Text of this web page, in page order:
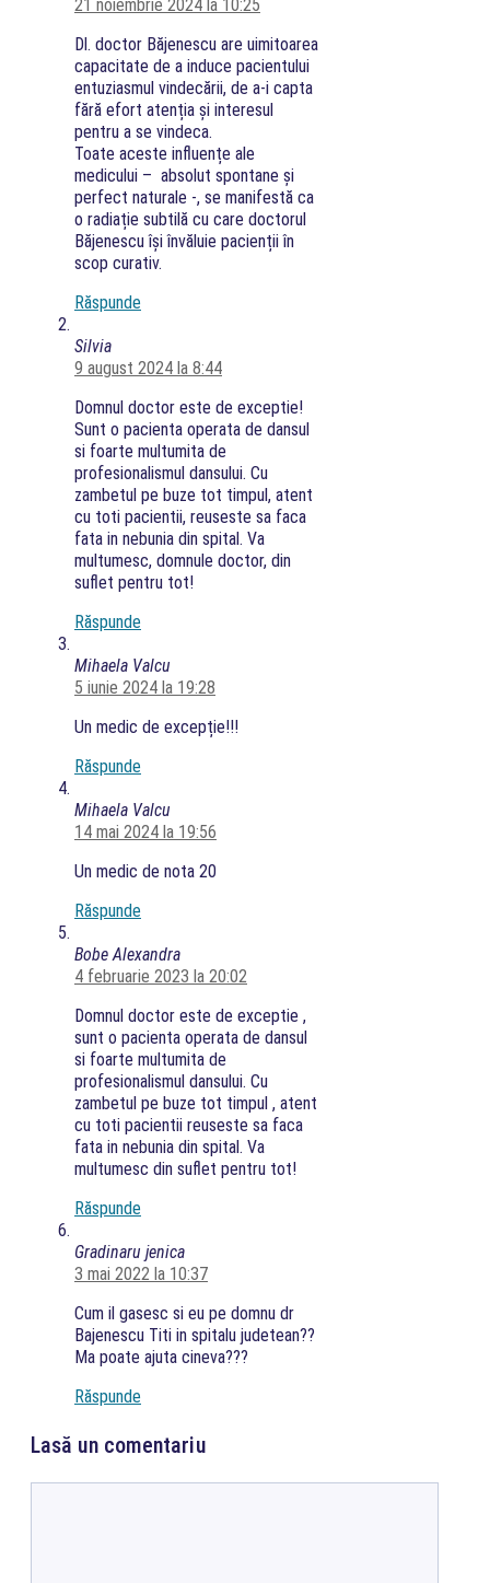
21 noiembrie 2024 la 10:25
Dl. doctor Băjenescu are uimitoarea
capacitate de a induce pacientului
entuziasmul vindecării, de a-i capta
fără efort atenția și interesul
pentru a se vindeca.
Toate aceste influențe ale
medicului – absolut spontane și
perfect naturale -, se manifestă ca
o radiație subtilă cu care doctorul
Băjenescu își învăluie pacienții în
scop curativ.
Răspunde
Silvia
9 august 2024 la 8:44
Domnul doctor este de exceptie!
Sunt o pacienta operata de dansul
si foarte multumita de
profesionalismul dansului. Cu
zambetul pe buze tot timpul, atent
cu toti pacientii, reuseste sa faca
fata in nebunia din spital. Va
multumesc, domnule doctor, din
suflet pentru tot!
Răspunde
Mihaela Valcu
5 iunie 2024 la 19:28
Un medic de excepție!!!
Răspunde
Mihaela Valcu
14 mai 2024 la 19:56
Un medic de nota 20
Răspunde
Bobe Alexandra
4 februarie 2023 la 20:02
Domnul doctor este de exceptie ,
sunt o pacienta operata de dansul
si foarte multumita de
profesionalismul dansului. Cu
zambetul pe buze tot timpul , atent
cu toti pacientii reuseste sa faca
fata in nebunia din spital. Va
multumesc din suflet pentru tot!
Răspunde
Gradinaru jenica
3 mai 2022 la 10:37
Cum il gasesc si eu pe domnu dr
Bajenescu Titi in spitalu judetean??
Ma poate ajuta cineva???
Răspunde
Lasă un comentariu